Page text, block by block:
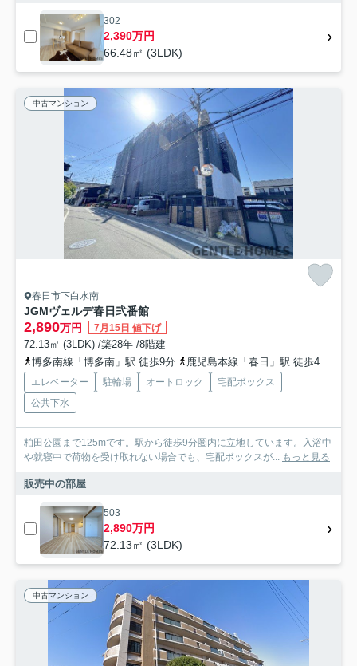
302
2,390万円
66.48㎡ (3LDK)
中古マンション
春日市下白水南
JGMヴェルデ春日弐番館
2,890万円 7月15日 値下げ
72.13㎡ (3LDK) /築28年 /8階建
博多南線「博多南」駅 徒歩9分
鹿児島本線「春日」駅 徒歩48分
エレベーター 駐輪場 オートロック
宅配ボックス
公共下水
柏田公園まで125mです。駅から徒歩9分圏内に立地しています。入浴中
や就寝中で荷物を受け取れない場合でも、宅配ボックスが...
もっと見る
販売中の部屋
503
2,890万円
72.13㎡ (3LDK)
中古マンション